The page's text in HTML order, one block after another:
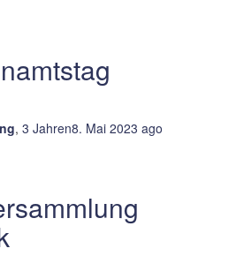
, 3 Jahren8. Mai 2023 ago